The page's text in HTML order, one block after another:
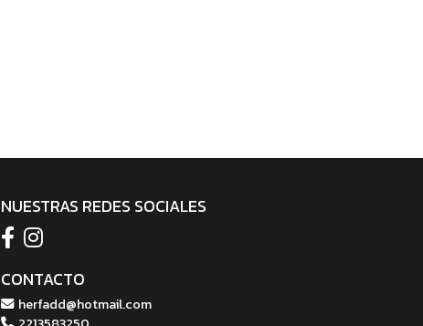
NUESTRAS REDES SOCIALES
CONTACTO
herfadd@hotmail.com